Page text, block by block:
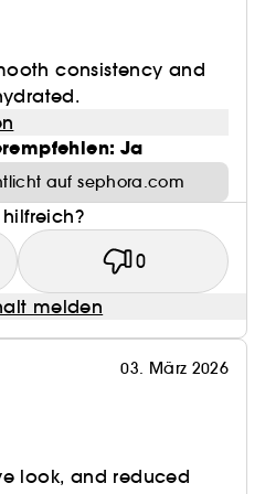
Grundlage der
16128, einschließlich
4 % tragen dazu bei,
im Laufe der Zeit und
zu optimieren.
n°FR219/13610 am
061310 am
consistency and
Ja
auf sephora.com
0
melden
03. März 2026
look, and reduced